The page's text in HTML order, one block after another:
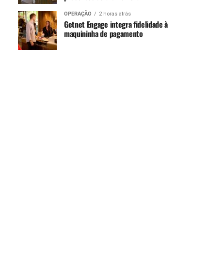
OPERAÇÃO 2 horas atrás
Getnet Engage integra fidelidade à
maquininha de pagamento